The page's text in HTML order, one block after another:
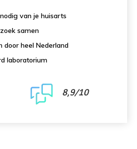
van je huisarts
samen
door heel Nederland
laboratorium
8,9/10